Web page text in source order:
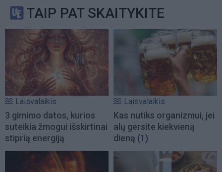
TAIP PAT SKAITYKITE
Laisvalaikis
3 gimimo datos, kurios
suteikia žmogui išskirtinai
stiprią energiją
Laisvalaikis
Kas nutiks organizmui, jei
alų gersite kiekvieną
dieną (1)